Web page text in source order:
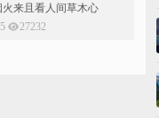
火来且看人间草木心
5 27232